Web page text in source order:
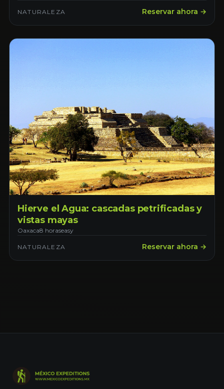
NATURALEZA Reservar ahora →
Hierve el Agua: cascadas petrificadas y
vistas mayas
Oaxaca8 horaseasy
NATURALEZA Reservar ahora →